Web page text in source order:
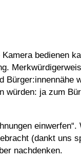
bedienen
Bürger:innennähe
würden: ja zum
einwerfen“.
(dankt uns
nachdenken.